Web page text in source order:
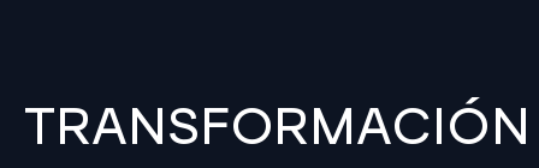
TRANSFORMACIÓN